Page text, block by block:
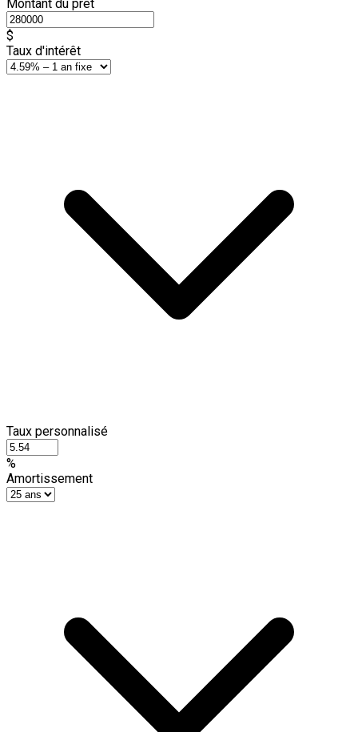
Montant du prêt
$
Taux d'intérêt
Taux personnalisé
%
Amortissement